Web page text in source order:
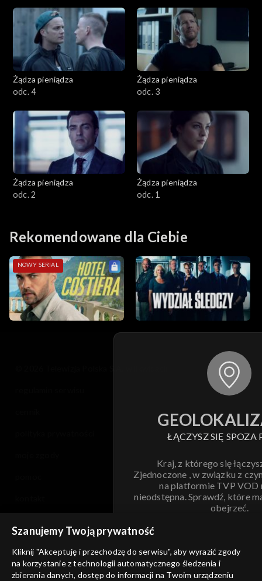
Żądza pieniądza
odc. 4
Żądza pieniądza
odc. 3
Żądza pieniądza
odc. 2
Żądza pieniądza
odc. 1
Rekomendowane dla Ciebie
NOWY SERIAL
ŁĄCZYSZ SIĘ SPOZA
Kraj, z którego się
Zjednoczone , w związku z
na platformie TVP VOD
nieodstępna. Sprawdź, które
obejrzeć.
ANULUJ
informacje o dostawcy usług
Szanujemy Twoją prywatność
Kliknij "Akceptuję i przechodzę do serwisu", aby wyrazić zgody
na korzystanie z technologii automatycznego śledzenia i
zbierania danych, dostęp do informacji na Twoim urządzeniu